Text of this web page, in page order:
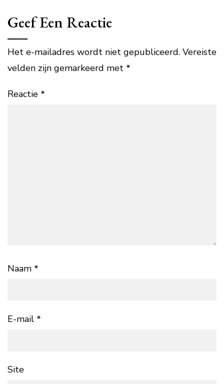
Geef Een Reactie
Het e-mailadres wordt niet gepubliceerd. Vereiste
velden zijn gemarkeerd met *
Reactie *
Naam *
E-mail *
Site